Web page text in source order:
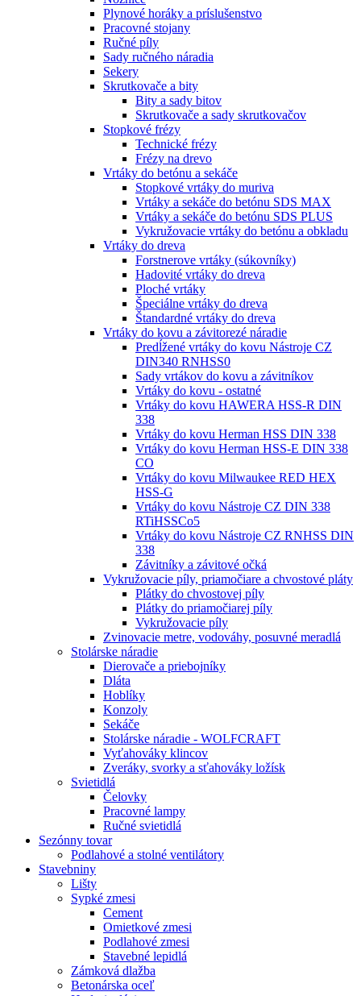
Plynové horáky a príslušenstvo
Pracovné stojany
Ručné píly
Sady ručného náradia
Sekery
Skrutkovače a bity
Bity a sady bitov
Skrutkovače a sady skrutkovačov
Stopkové frézy
Technické frézy
Frézy na drevo
Vrtáky do betónu a sekáče
Stopkové vrtáky do muriva
Vrtáky a sekáče do betónu SDS MAX
Vrtáky a sekáče do betónu SDS PLUS
Vykružovacie vrtáky do betónu a obkladu
Vrtáky do dreva
Forstnerove vrtáky (súkovníky)
Hadovité vrtáky do dreva
Ploché vrtáky
Špeciálne vrtáky do dreva
Štandardné vrtáky do dreva
Vrtáky do kovu a závitorezé náradie
Predĺžené vrtáky do kovu Nástroje CZ
DIN340 RNHSS0
Sady vrtákov do kovu a závitníkov
Vrtáky do kovu - ostatné
Vrtáky do kovu HAWERA HSS-R DIN
338
Vrtáky do kovu Herman HSS DIN 338
Vrtáky do kovu Herman HSS-E DIN 338
CO
Vrtáky do kovu Milwaukee RED HEX
HSS-G
Vrtáky do kovu Nástroje CZ DIN 338
RTiHSSCo5
Vrtáky do kovu Nástroje CZ RNHSS DIN
338
Závitníky a závitové očká
Vykružovacie píly, priamočiare a chvostové pláty
Plátky do chvostovej píly
Plátky do priamočiarej píly
Vykružovacie píly
Zvinovacie metre, vodováhy, posuvné meradlá
Stolárske náradie
Dierovače a priebojníky
Dláta
Hoblíky
Konzoly
Sekáče
Stolárske náradie - WOLFCRAFT
Vyťahováky klincov
Zveráky, svorky a sťahováky ložísk
Svietidlá
Čelovky
Pracovné lampy
Ručné svietidlá
Sezónny tovar
Podlahové a stolné ventilátory
Stavebniny
Lišty
Sypké zmesi
Cement
Omietkové zmesi
Podlahové zmesi
Stavebné lepidlá
Zámková dlažba
Betonárska oceľ